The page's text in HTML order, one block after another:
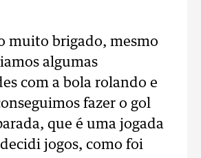
muito brigado, mesmo
algumas
com a bola rolando e
fazer o gol
que é uma jogada
jogos, como foi